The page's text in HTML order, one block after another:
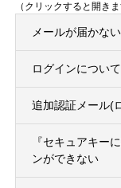
（クリックすると開きま
メールが届かな
ログインについて
追加認証メール(
『セキュアキー
ンができない